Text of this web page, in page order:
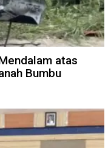
atas
Bumbu